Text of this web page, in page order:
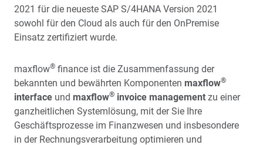
2021 für die neueste SAP S/4HANA Version 2021
sowohl für den Cloud als auch für den OnPremise
Einsatz zertifiziert wurde.
maxflow® finance ist die Zusammenfassung der
bekannten und bewährten Komponenten maxflow®
interface und maxflow® invoice management zu einer
ganzheitlichen Systemlösung, mit der Sie Ihre
Geschäftsprozesse im Finanzwesen und insbesondere
in der Rechnungsverarbeitung optimieren und